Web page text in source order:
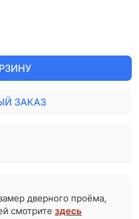
ЗАКАЗ
дверного проёма,
смотритездесь